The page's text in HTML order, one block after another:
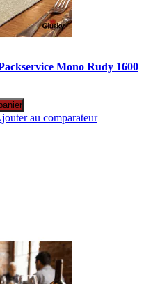
Mono Rudy 1600
au comparateur